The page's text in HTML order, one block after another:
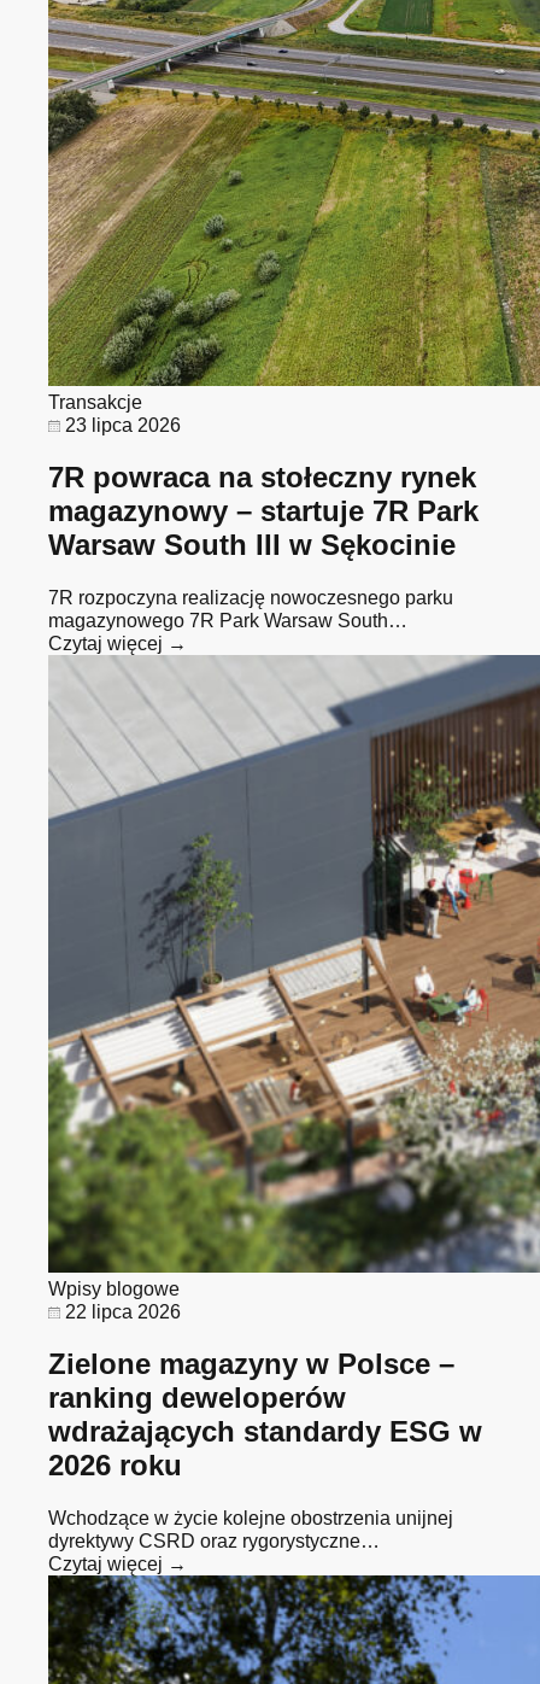
Transakcje
23 lipca 2026
7R powraca na stołeczny rynek
magazynowy – startuje 7R Park
Warsaw South III w Sękocinie
7R rozpoczyna realizację nowoczesnego parku
magazynowego 7R Park Warsaw South…
Czytaj więcej →
Wpisy blogowe
22 lipca 2026
Zielone magazyny w Polsce –
ranking deweloperów
wdrażających standardy ESG w
2026 roku
Wchodzące w życie kolejne obostrzenia unijnej
dyrektywy CSRD oraz rygorystyczne…
Czytaj więcej →